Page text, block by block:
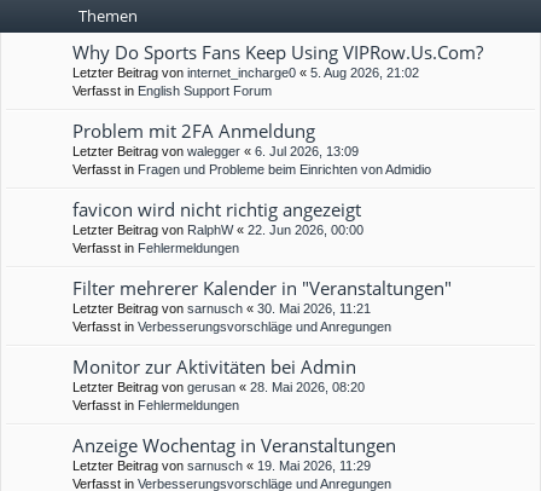
Themen
Why Do Sports Fans Keep Using VIPRow.Us.Com?
Letzter Beitrag von internet_incharge0 « 5. Aug 2026, 21:02
Verfasst in English Support Forum
Problem mit 2FA Anmeldung
Letzter Beitrag von walegger « 6. Jul 2026, 13:09
Verfasst in Fragen und Probleme beim Einrichten von Admidio
favicon wird nicht richtig angezeigt
Letzter Beitrag von RalphW« 22. Jun 2026, 00:00
Verfasst in Fehlermeldungen
Filter mehrerer Kalender in "Veranstaltungen"
Letzter Beitrag von sarnusch « 30. Mai 2026, 11:21
Verfasst in Verbesserungsvorschläge und Anregungen
Monitor zur Aktivitäten bei Admin
Letzter Beitrag von gerusan « 28. Mai 2026, 08:20
Verfasst in Fehlermeldungen
Anzeige Wochentag in Veranstaltungen
Letzter Beitrag von sarnusch « 19. Mai 2026, 11:29
Verfasst in Verbesserungsvorschläge und Anregungen